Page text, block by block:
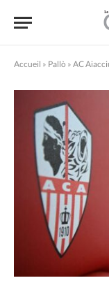
Accueil » Pallò » AC